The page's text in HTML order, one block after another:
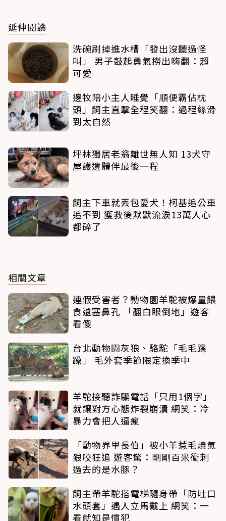
延伸閱讀
洗碗刷掉進水槽「發出沒聽過怪
叫」 男子鼓起勇氣撈出嗨翻：超
可愛
邊牧陪小主人睡覺「順便霸佔枕
頭」飼主直擊全程笑翻：過程絲滑
到太自然
坪林獨居老翁離世無人知 13犬守
屋護遺體伴最後一程
飼主下車就丟包愛犬！柯基追公車
追不到 獲救後默默流淚13萬人心
都碎了
相關文章
連假受害者？動物園羊駝被爆量餵
食還塞鼻孔 「翻白眼倒地」遊客
看傻
台北動物園灰狼、駱駝「毛毛躁
躁」 毛外套季節限定換季中
羊駝接聽詐騙電話「只用1個字」
就讓對方心態炸裂崩潰 網笑：冷
暴力會把人逼瘋
「動物界里長伯」被小羊惹毛爆氣
狠咬狂追 遊客驚：剛剛百米衝刺
過去的是水豚？
飼主帶羊駝搭電梯隨身帶「防吐口
水頭套」遇人立馬戴上 網笑：一
看就知是慣犯